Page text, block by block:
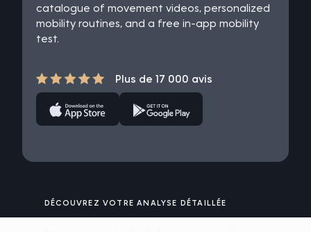
catalogue of movement videos, personalized
mobility routines, and a free in-app mobility
test.
Plus de 17 000 avis
DÉCOUVREZ VOTRE ANALYSE DÉTAILLÉE